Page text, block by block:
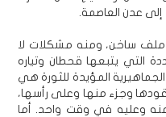
إلى عدن العاصمة.
ملف ساخن، ومنه مشكلات لا
التي يتبعها قحطان وتياره
المؤيدة للثورة هي
وجزء منها وعلى رأسها،
وعليه في وقت واحد. أما